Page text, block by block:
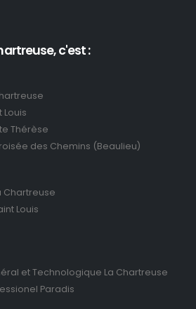
c'est :
Louis
Thérèse
des Chemins (Beaulieu)
Chartreuse
Louis
et Technologique La Chartreuse
Paradis